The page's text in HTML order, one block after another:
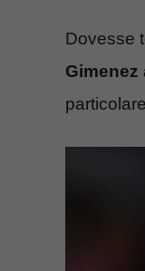
Dovesse
Gimenez